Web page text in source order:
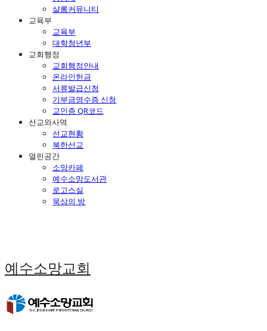
샬롬커뮤니티
교육부
교육부
대학청년부
교회행정
교회행정안내
온라인헌금
서류발급신청
기부금영수증 신청
교인증 QR코드
선교와사역
선교현황
북한선교
열린공간
소망카페
예수소망도서관
로고스실
묵상의 방
예수소망교회